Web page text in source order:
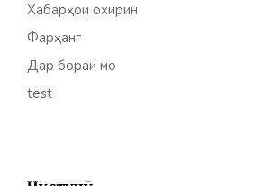
Хабарҳои охирин
Фарҳанг
Дар бораи мо
test